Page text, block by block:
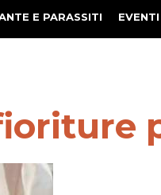
E PARASSITI EVENTI